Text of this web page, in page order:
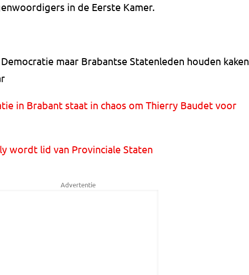
in de Eerste Kamer.
maar Brabantse Statenleden houden kaken
in Brabant staat in chaos om Thierry Baudet voor
wordt lid van Provinciale Staten
Advertentie